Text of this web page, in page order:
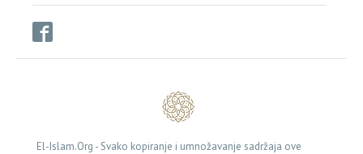
El-Islam.Org - Svako kopiranje i umnožavanje sadržaja ove